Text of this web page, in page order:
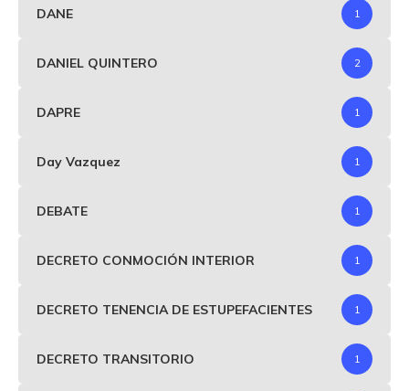
DANE 1
DANIEL QUINTERO 2
DAPRE 1
Day Vazquez 1
DEBATE 1
DECRETO CONMOCIÓN INTERIOR 1
DECRETO TENENCIA DE ESTUPEFACIENTES 1
DECRETO TRANSITORIO 1